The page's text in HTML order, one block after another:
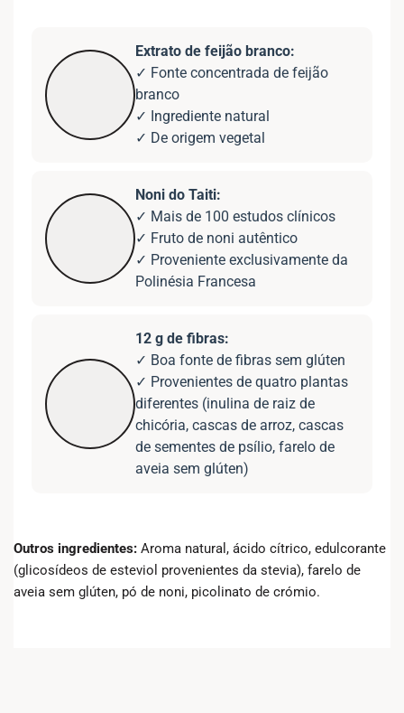
Extrato de feijão branco:
✓ Fonte concentrada de feijão
branco
✓ Ingrediente natural
✓ De origem vegetal
Noni do Taiti:
✓ Mais de 100 estudos clínicos
✓ Fruto de noni autêntico
✓ Proveniente exclusivamente da
Polinésia Francesa
12 g de fibras:
✓ Boa fonte de fibras sem glúten
✓ Provenientes de quatro plantas
diferentes (inulina de raiz de
chicória, cascas de arroz, cascas
de sementes de psílio, farelo de
aveia sem glúten)
Outros ingredientes: Aroma natural, ácido cítrico, edulcorante
(glicosídeos de esteviol provenientes da stevia), farelo de
aveia sem glúten, pó de noni, picolinato de crómio.